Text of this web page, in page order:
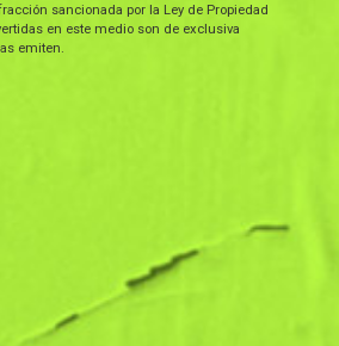
sancionada por la Ley de Propiedad
en este medio son de exclusiva
emiten.